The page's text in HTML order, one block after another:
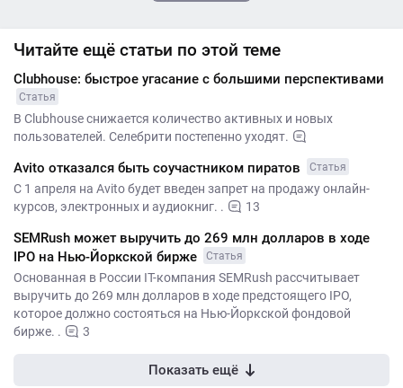
Читайте ещё статьи по этой теме
Clubhouse: быстрое угасание с большими перспективами
Статья
В Clubhouse снижается количество активных и новых
пользователей. Селебрити постепенно уходят.
Avito отказался быть соучастником пиратов Статья
С 1 апреля на Avito будет введен запрет на продажу онлайн-
курсов, электронных и аудиокниг. .
13
SEMRush может выручить до 269 млн долларов в ходе
IPO на Нью-Йоркской бирже
Статья
Основанная в России IT-компания SEMRush рассчитывает
выручить до 269 млн долларов в ходе предстоящего IPO,
которое должно состояться на Нью-Йоркской фондовой
бирже. .
3
Показать ещё